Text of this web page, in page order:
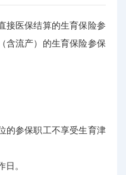
接医保结算的生育保险参
含流产）的生育保险参保
的参保职工不享受生育津
。